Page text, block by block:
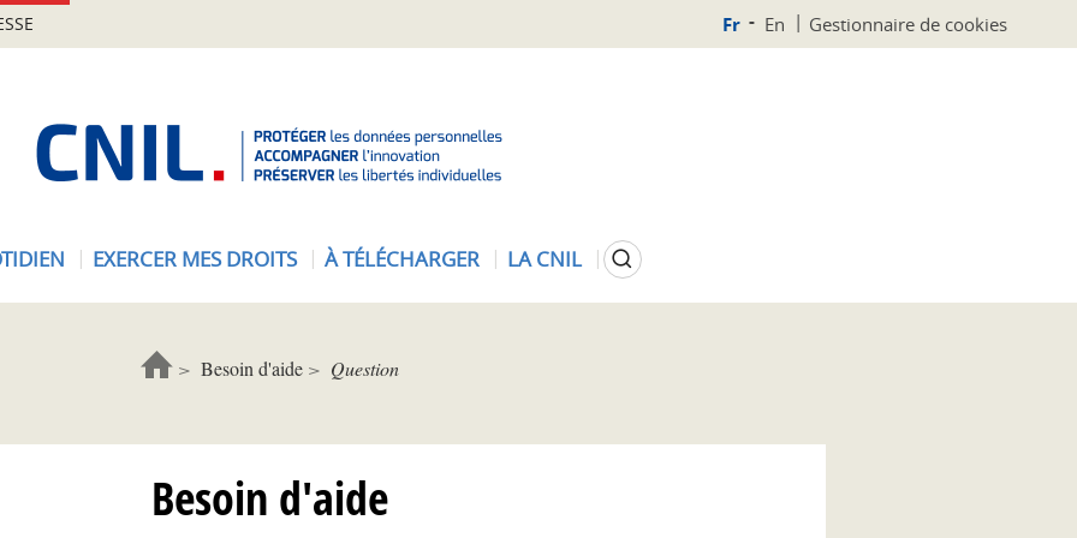
Fr En Gestionnaire de cookies
EXERCER MES DROITS À TÉLÉCHARGER LA CNIL Rechercher
Besoin d'aide Question
Besoin d'aide